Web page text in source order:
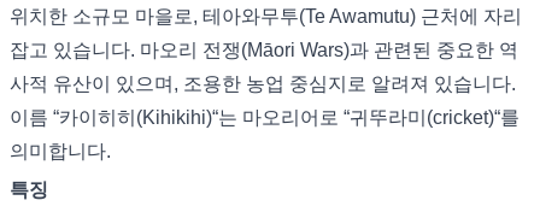
위치한 소규모 마을로, 테아와무투(Te Awamutu) 근처에 자리
잡고 있습니다. 마오리 전쟁(Māori Wars)과 관련된 중요한 역
사적 유산이 있으며, 조용한 농업 중심지로 알려져 있습니다.
이름 “카이히히(Kihikihi)“는 마오리어로 “귀뚜라미(cricket)“를
의미합니다.
특징